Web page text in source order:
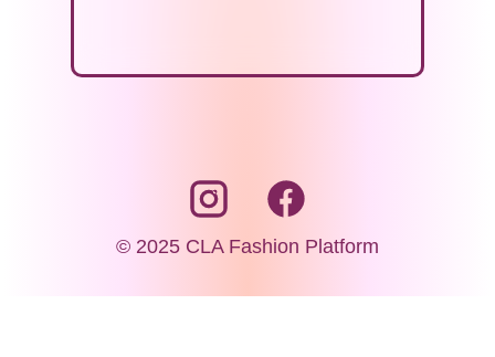
© 2025 CLA Fashion Platform